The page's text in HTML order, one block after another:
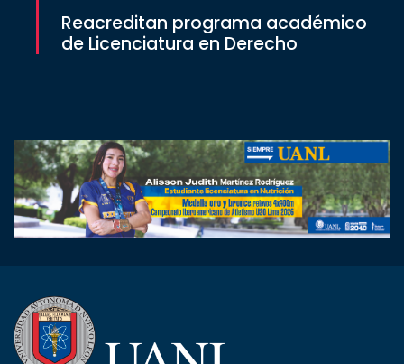
Reacreditan programa académico
de Licenciatura en Derecho